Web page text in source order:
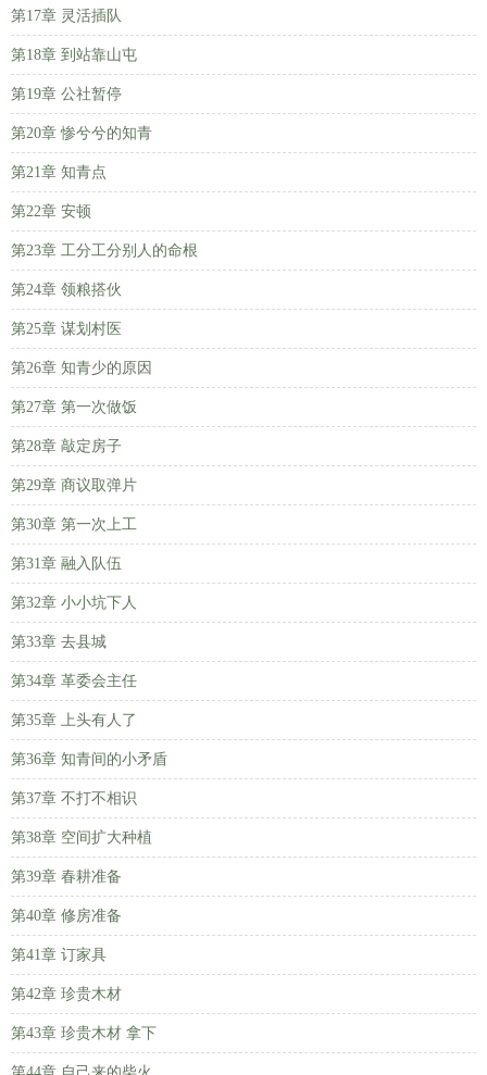
第17章 灵活插队
第18章 到站靠山屯
第19章 公社暂停
第20章 惨兮兮的知青
第21章 知青点
第22章 安顿
第23章 工分工分别人的命根
第24章 领粮搭伙
第25章 谋划村医
第26章 知青少的原因
第27章 第一次做饭
第28章 敲定房子
第29章 商议取弹片
第30章 第一次上工
第31章 融入队伍
第32章 小小坑下人
第33章 去县城
第34章 革委会主任
第35章 上头有人了
第36章 知青间的小矛盾
第37章 不打不相识
第38章 空间扩大种植
第39章 春耕准备
第40章 修房准备
第41章 订家具
第42章 珍贵木材
第43章 珍贵木材 拿下